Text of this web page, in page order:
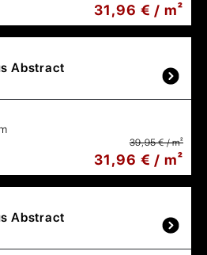
31,96 € / m²
Abstract
39,95 € / m²
31,96 € / m²
Abstract